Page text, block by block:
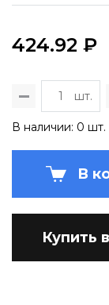
424.92 ₽
шт.
В наличии: 0 шт.
В
Купить